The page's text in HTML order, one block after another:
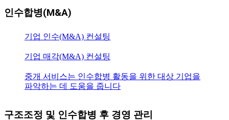
인수합병(M&A)
기업 인수(M&A) 컨설팅
기업 매각(M&A) 컨설팅
중개 서비스는 인수합병 활동을 위한 대상 기업을
파악하는 데 도움을 줍니다
구조조정 및 인수합병 후 경영 관리